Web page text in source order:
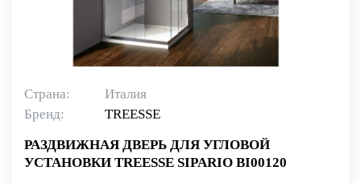
Страна:
Италия
Бренд:
TREESSE
РАЗДВИЖНАЯ ДВЕРЬ ДЛЯ УГЛОВОЙ
УСТАНОВКИ TREESSE SIPARIO BI00120